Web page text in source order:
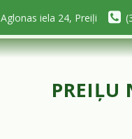
Aglonas iela 24, Preiļi
PREIĻU